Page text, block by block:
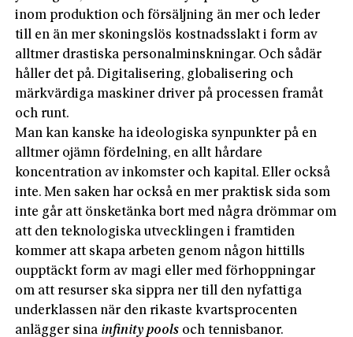
inom produktion och försäljning än mer och leder
till en än mer skoningslös kostnadsslakt i form av
alltmer drastiska personalminskningar. Och sådär
håller det på. Digitalisering, globalisering och
märkvärdiga maskiner driver på processen framåt
och runt.
Man kan kanske ha ideologiska synpunkter på en
alltmer ojämn fördelning, en allt hårdare
koncentration av inkomster och kapital. Eller också
inte. Men saken har också en mer praktisk sida som
inte går att önsketänka bort med några drömmar om
att den teknologiska utvecklingen i framtiden
kommer att skapa arbeten genom någon hittills
oupptäckt form av magi eller med förhoppningar
om att resurser ska sippra ner till den nyfattiga
underklassen när den rikaste kvartsprocenten
anlägger sina infinity pools och tennisbanor.